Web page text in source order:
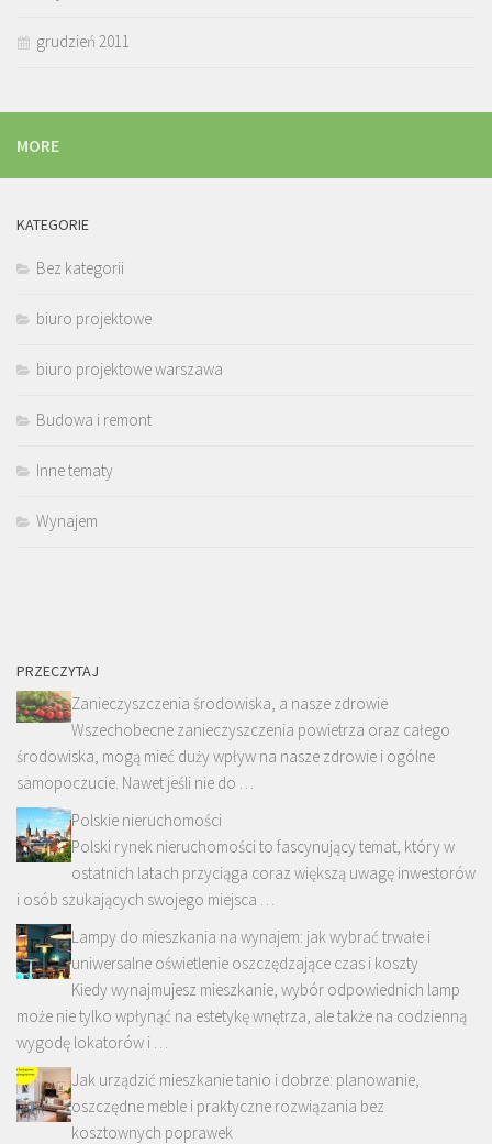
grudzień 2011
MORE
KATEGORIE
Bez kategorii
biuro projektowe
biuro projektowe warszawa
Budowa i remont
Inne tematy
Wynajem
PRZECZYTAJ
Zanieczyszczenia środowiska, a nasze zdrowie
Wszechobecne zanieczyszczenia powietrza oraz całego
środowiska, mogą mieć duży wpływ na nasze zdrowie i ogólne
samopoczucie. Nawet jeśli nie do …
Polskie nieruchomości
Polski rynek nieruchomości to fascynujący temat, który w
ostatnich latach przyciąga coraz większą uwagę inwestorów
i osób szukających swojego miejsca …
Lampy do mieszkania na wynajem: jak wybrać trwałe i
uniwersalne oświetlenie oszczędzające czas i koszty
Kiedy wynajmujesz mieszkanie, wybór odpowiednich lamp
może nie tylko wpłynąć na estetykę wnętrza, ale także na codzienną
wygodę lokatorów i …
Jak urządzić mieszkanie tanio i dobrze: planowanie,
oszczędne meble i praktyczne rozwiązania bez
kosztownych poprawek